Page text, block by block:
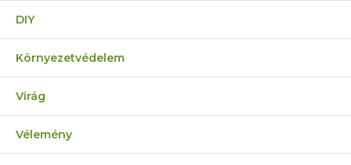
DIY
Környezetvédelem
Virág
Vélemény